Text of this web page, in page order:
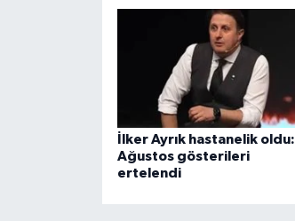
İlker Ayrık hastanelik oldu:
Ağustos gösterileri
ertelendi